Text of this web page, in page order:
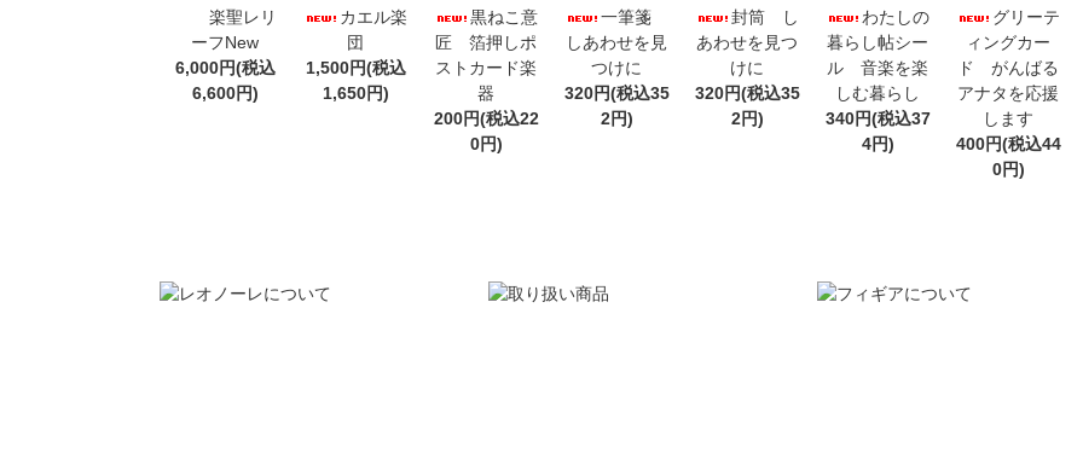
楽聖レリ
ーフNew
6,000円(税込
6,600円)
カエル楽
団
1,500円(税込
1,650円)
黒ねこ意
匠 箔押しポ
ストカード楽
器
200円(税込22
0円)
一筆箋
しあわせを見
つけに
320円(税込35
2円)
封筒 し
あわせを見つ
けに
320円(税込35
2円)
わたしの
暮らし帖シー
ル 音楽を楽
しむ暮らし
340円(税込37
4円)
グリーテ
ィングカー
ド がんばる
アナタを応援
します
400円(税込44
0円)